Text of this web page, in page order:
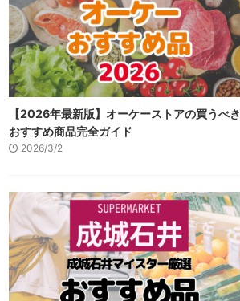
【2026年最新版】オーケーストアの買うべき
おすすめ商品完全ガイド
2026/3/2